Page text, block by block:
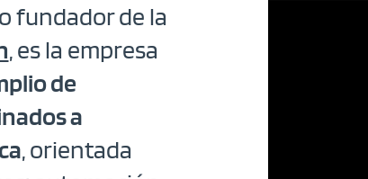
fundador de la
, es la empresa
de
a
, orientada